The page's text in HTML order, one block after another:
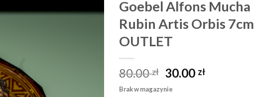
Goebel Alfons Mucha
Rubin Artis Orbis 7cm
OUTLET
80.00zł 30.00 zł
Brak w magazynie